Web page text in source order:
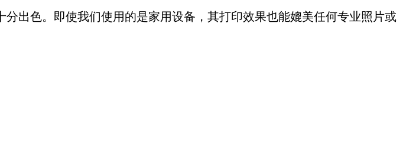
出色。即使我们使用的是家用设备，其打印效果也能媲美任何专业照片或